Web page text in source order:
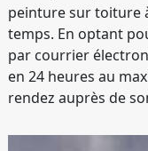
peinture sur toiture
temps. En optant
par courrier
en 24 heures au
rendez auprès de